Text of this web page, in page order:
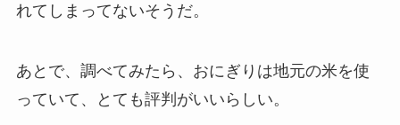
れてしまってないそうだ。
あとで、調べてみたら、おにぎりは地元の米を使
っていて、とても評判がいいらしい。